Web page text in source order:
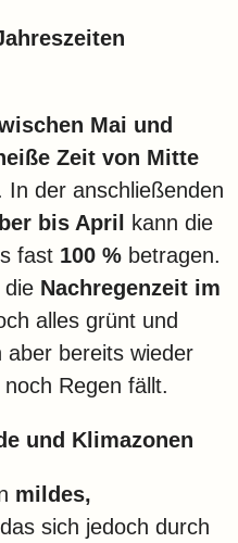
Mai und
Zeit von Mitte
In der anschließenden
bis April
kann die
fast 100 % betragen.
die Nachregenzeit im
alles grünt und
aber bereits wieder
Regen fällt.
und Klimazonen
mildes,
sich jedoch durch